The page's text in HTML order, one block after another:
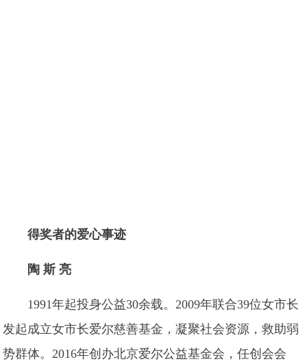
得奖者的爱心事迹
陶 斯 亮
1991年起投身公益30余载。2009年联合39位女市长
发起成立女市长爱尔慈善基金，凝聚社会资源，救助弱
势群体。2016年创办北京爱尔公益基金会，任创会会